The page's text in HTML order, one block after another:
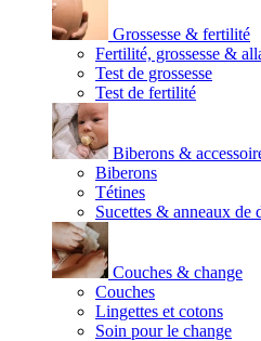
Grossesse & fertilité
Fertilité, grossesse &
Test de grossesse
Test de fertilité
Biberons &
Biberons
Tétines
Sucettes & anneaux de
Couches & change
Couches
Lingettes et cotons
Soin pour le change